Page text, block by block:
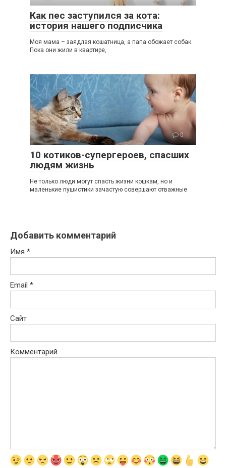
Как пес заступился за кота:
история нашего подписчика
Моя мама – заядлая кошатница, а папа обожает собак.
Пока они жили в квартире,
0
10 котиков-супергероев, спасших
людям жизнь
Не только люди могут спасть жизни кошкам, но и
маленькие пушистики зачастую совершают отважные
Добавить комментарий
Имя *
Email *
Сайт
Комментарий